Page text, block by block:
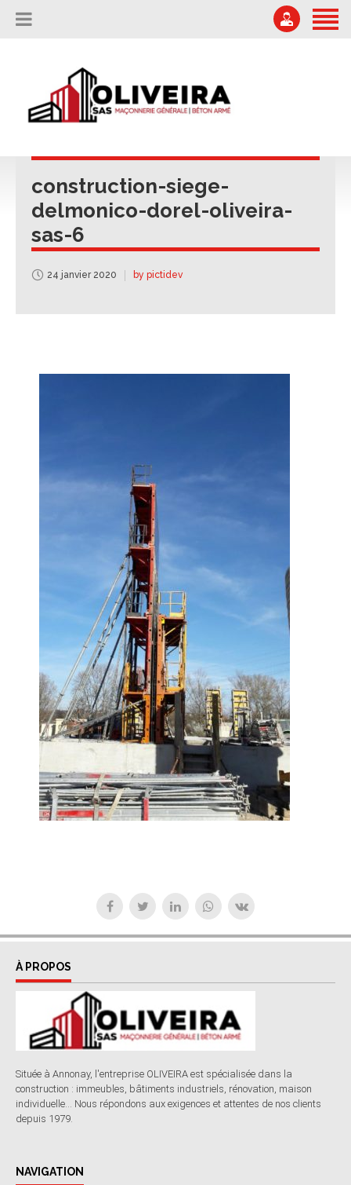
L’ENTREPRISE
NOUS CONTACTER
Offres d'emploi
04 75 67 51 87
construction-siege-
delmonico-dorel-oliveira-
sas-6
24 janvier 2020 by pictidev
À PROPOS
Située à Annonay, l'entreprise OLIVEIRA est spécialisée dans la
construction : immeubles, bâtiments industriels, rénovation, maison
individuelle... Nous répondons aux exigences et attentes de nos clients
depuis 1979.
NAVIGATION